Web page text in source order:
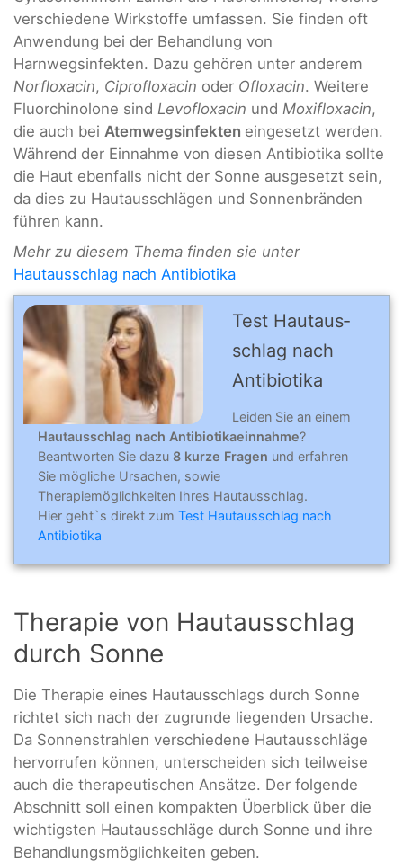
verschiedene Wirkstoffe umfassen. Sie finden oft
Anwendung bei der Behandlung von
Harnwegsinfekten. Dazu gehören unter anderem
Norfloxacin, Ciprofloxacin oder Ofloxacin. Weitere
Fluorchinolone sind Levofloxacin und Moxifloxacin,
die auch bei Atemwegsinfekten eingesetzt werden.
Während der Einnahme von diesen Antibiotika sollte
die Haut ebenfalls nicht der Sonne ausgesetzt sein,
da dies zu Hautausschlägen und Sonnenbränden
führen kann.
Mehr zu diesem Thema finden sie unter
Hautausschlag nach Antibiotika
Test Hautaus­
schlag nach
Antibiotika
Leiden Sie an einem
Hautausschlag nach Antibiotikaeinnahme?
Beantworten Sie dazu 8 kurze Fragen und erfahren
Sie mögliche Ursachen, sowie
Therapiemöglichkeiten Ihres Hautausschlag.
Hier geht`s direkt zum Test Hautausschlag nach
Antibiotika
Therapie von Hautausschlag
durch Sonne
Die Therapie eines Hautausschlags durch Sonne
richtet sich nach der zugrunde liegenden Ursache.
Da Sonnenstrahlen verschiedene Hautausschläge
hervorrufen können, unterscheiden sich teilweise
auch die therapeutischen Ansätze. Der folgende
Abschnitt soll einen kompakten Überblick über die
wichtigsten Hautausschläge durch Sonne und ihre
Behandlungsmöglichkeiten geben.